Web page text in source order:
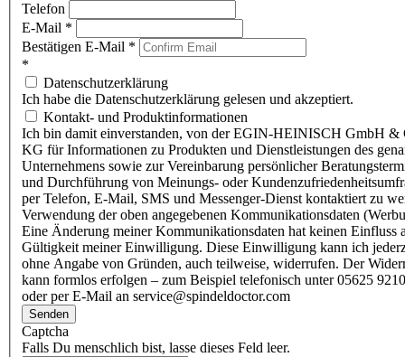
Telefon
E-Mail *
Bestätigen E-Mail *
*
Datenschutzerklärung
Ich habe die Datenschutzerklärung gelesen und akzeptiert.
Kontakt- und Produktinformationen
Ich bin damit einverstanden, von der EGIN-HEINISCH GmbH &
KG für Informationen zu Produkten und Dienstleistungen des
Unternehmens sowie zur Vereinbarung persönlicher
und Durchführung von Meinungs- oder
per Telefon, E-Mail, SMS und Messenger-Dienst kontaktiert zu
Verwendung der oben angegebenen Kommunikationsdaten
Eine Änderung meiner Kommunikationsdaten hat keinen Einfluss
Gültigkeit meiner Einwilligung. Diese Einwilligung kann ich
ohne Angabe von Gründen, auch teilweise, widerrufen. Der
kann formlos erfolgen – zum Beispiel telefonisch unter 05625
oder per E-Mail an service@spindeldoctor.com
Senden
Captcha
Falls Du menschlich bist, lasse dieses Feld leer.